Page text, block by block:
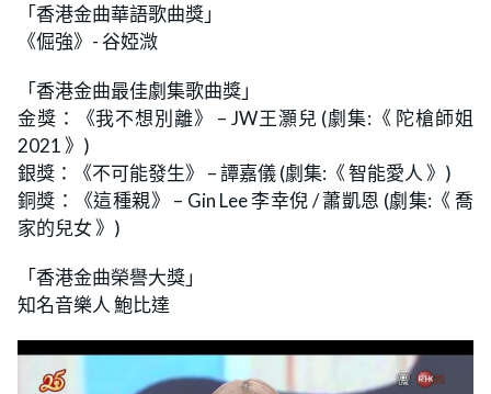
「香港金曲華語歌曲獎」
《倔強》- 谷婭溦
「香港金曲最佳劇集歌曲獎」
金獎：《我不想別離》 – JW王灝兒 (劇集:《 陀槍師姐
2021 》)
銀獎：《不可能發生》 – 譚嘉儀 (劇集:《 智能愛人 》)
銅獎：《這種親》 – Gin Lee 李幸倪 / 蕭凱恩 (劇集:《 喬
家的兒女 》)
「香港金曲榮譽大獎」
知名音樂人 鮑比達